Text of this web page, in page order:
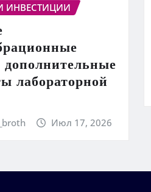
ИНВЕСТИЦИИ
лабораторной
Июл 17, 2026